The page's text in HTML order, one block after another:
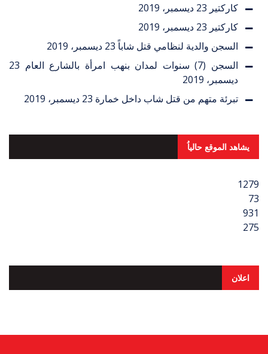
كاركتير 23 ديسمبر، 2019
كاركتير 23 ديسمبر، 2019
السجن والدية لنظامي قتل شاباً 23 ديسمبر، 2019
السجن (7) سنوات لمدان بنهب امرأة بالشارع العام
23
ديسمبر، 2019
تبرئة متهم من قتل شاب داخل خمارة 23 ديسمبر، 2019
يشاهد الموقع حالياُ
1279
73
931
275
اعلان